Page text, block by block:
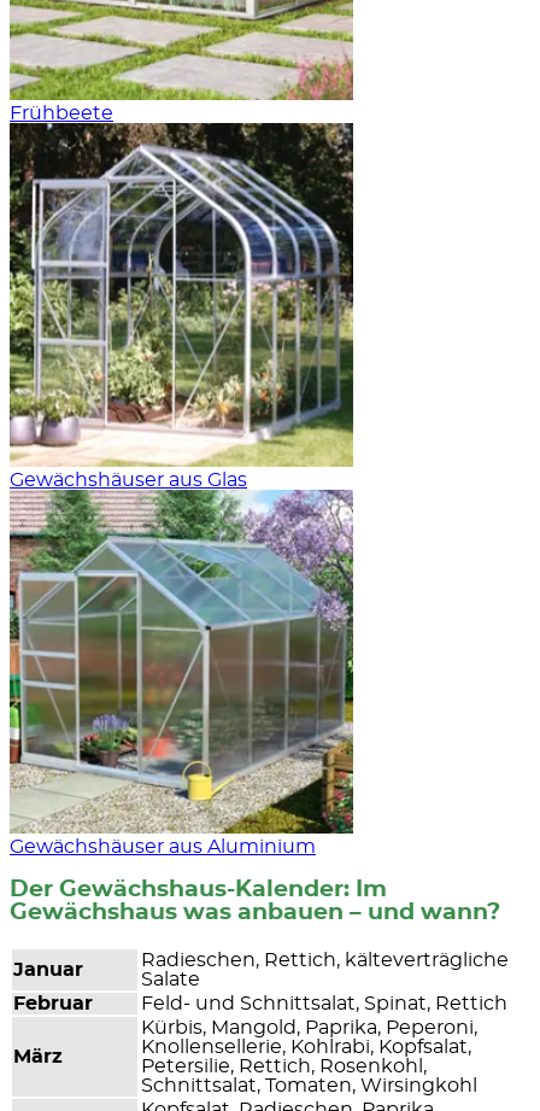
Frühbeete
Gewächshäuser aus Glas
Gewächshäuser aus Aluminium
Der Gewächshaus-Kalender: Im
Gewächshaus was anbauen – und wann?
Januar
Radieschen, Rettich, kälteverträgliche
Salate
Februar
Feld- und Schnittsalat, Spinat, Rettich
März
Kürbis, Mangold, Paprika, Peperoni,
Knollensellerie, Kohlrabi, Kopfsalat,
Petersilie, Rettich, Rosenkohl,
Schnittsalat, Tomaten, Wirsingkohl